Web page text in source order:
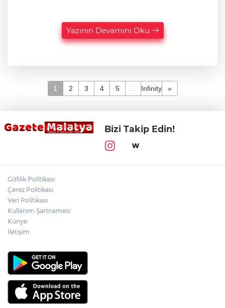
Yazının Devamını Oku
1 2 3 4 5 Infinity »
Bizi Takip Edin!
Gizlilik Politikası
Çerez Politikası
Veri Politikası
Kullanım Şartnamesi
Künye
İletişim